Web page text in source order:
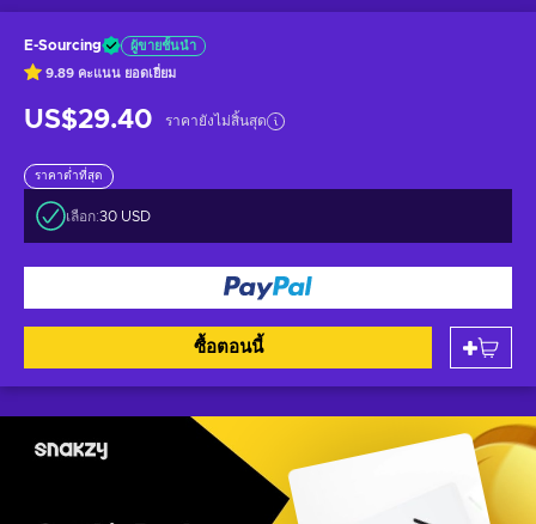
E-Sourcing ผู้ขายชั้นนำ
9.89 คะแนน ยอดเยี่ยม
US$29.40 ราคายังไม่สิ้นสุด
ราคาต่ำที่สุด
เลือก:30 USD
ซื้อตอนนี้